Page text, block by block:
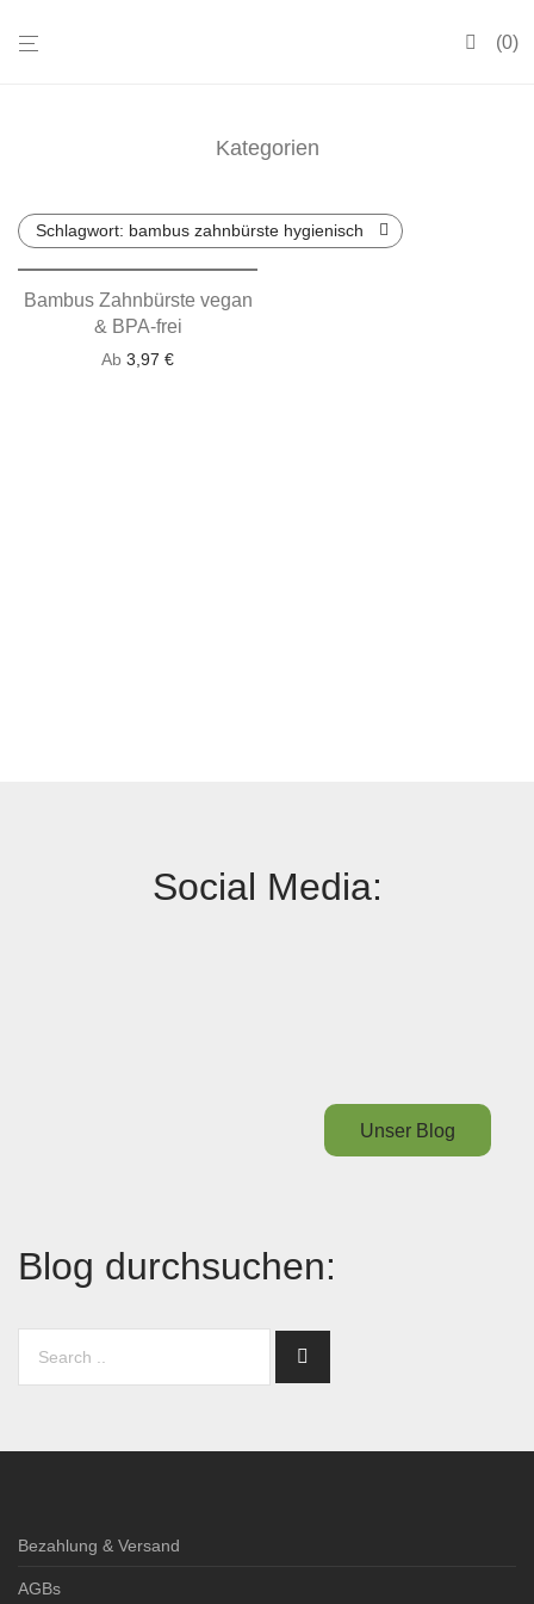
0
Kategorien
Schlagwort: bambus zahnbürste hygienisch
Bambus Zahnbürste vegan
& BPA-frei
Ab 3,97 €
Social Media:
Unser Blog
Blog durchsuchen:
Bezahlung & Versand
AGBs